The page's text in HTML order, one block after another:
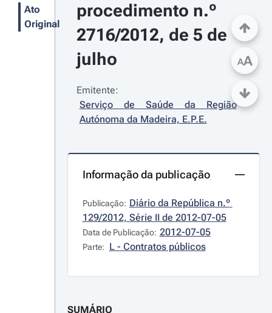
Ato
Original
procedimento n.º
2716/2012, de 5 de
julho
Emitente:
Serviço de Saúde da Região
Autónoma da Madeira, E.P.E.
Informação da publicação
Publicação: Diário da República n.º
129/2012, Série II de 2012-07-05
Data de Publicação: 2012-07-05
Parte: L - Contratos públicos
SUMÁRIO
AA